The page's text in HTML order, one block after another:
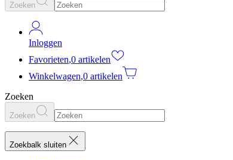
Zoeken
Inloggen
Favorieten,0 artikelen
Winkelwagen,0 artikelen
Zoeken
Zoeken
Zoekbalk sluiten